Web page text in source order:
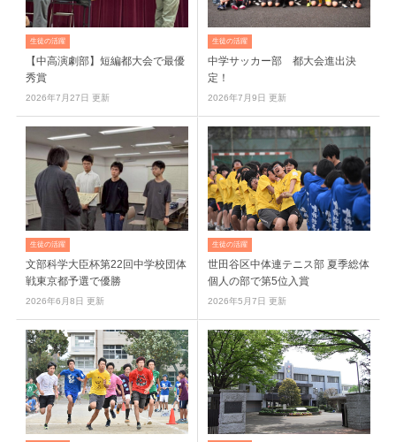
生徒の活躍
【中高演劇部】短編都大会で最優
秀賞
2026年7月27日 更新
生徒の活躍
中学サッカー部 都大会進出決
定！
2026年7月9日 更新
生徒の活躍
文部科学大臣杯第22回中学校団体
戦東京都予選で優勝
2026年6月8日 更新
生徒の活躍
世田谷区中体連テニス部 夏季総体
個人の部で第5位入賞
2026年5月7日 更新